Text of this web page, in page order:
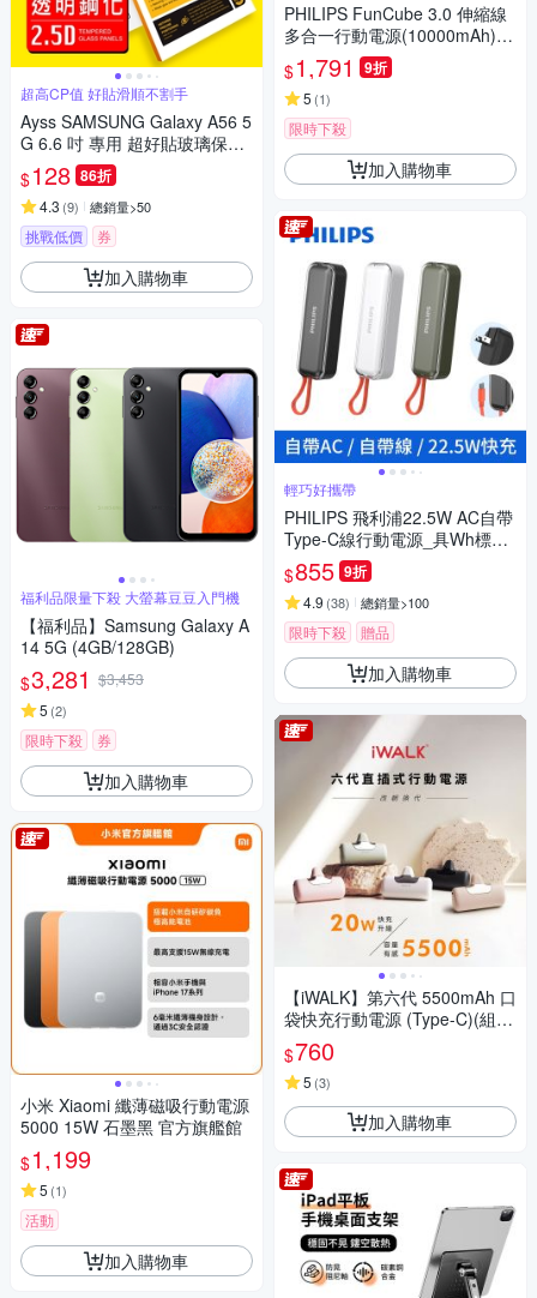
超高CP值 好貼滑順不割手
Ayss SAMSUNG Galaxy A56 5
G 6.6 吋 專用 超好貼玻璃保護
貼
$128 86折
4.3 (9) 總銷量>50
挑戰低價 券
加入購物車
福利品限量下殺 大螢幕豆豆入門機
【福利品】Samsung Galaxy A
14 5G (4GB/128GB)
$3,281 $3,453
5 (2)
限時下殺 券
加入購物車
小米 Xiaomi 纖薄磁吸行動電源
5000 15W 石墨黑 官方旗艦館
$1,199
5 (1)
活動
加入購物車
PHILIPS FunCube 3.0 伸縮線
多合一行動電源(10000mAh) D
LP4352C
$1,791 9折
5 (1)
限時下殺
加入購物車
輕巧好攜帶
PHILIPS 飛利浦22.5W AC自帶
Type-C線行動電源_具Wh標示
DLP5201C
$855 9折
4.9 (38) 總銷量>100
限時下殺 贈品
加入購物車
【iWALK】第六代 5500mAh 口
袋快充行動電源 (Type-C)(組
合)
$760
5 (3)
加入購物車